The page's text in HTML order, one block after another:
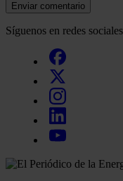
Enviar comentario
Síguenos en redes sociales